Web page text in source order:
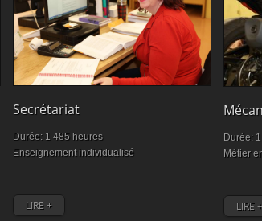
Secrétariat
Durée: 1 485 heures
Enseignement individualisé
LIRE +
Durée:
Métier
LIRE +